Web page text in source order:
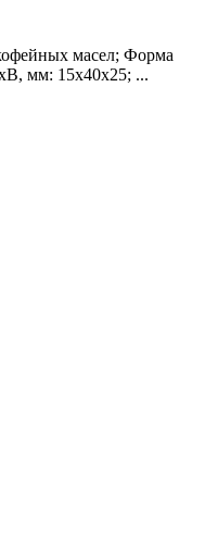
масел; Форма
мм: 15х40х25; ...